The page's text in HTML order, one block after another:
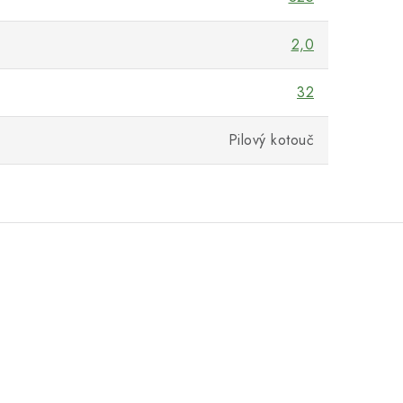
2,0
32
Pilový kotouč